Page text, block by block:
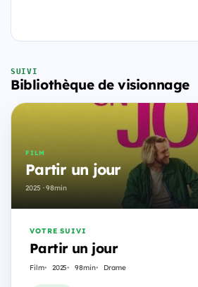
SUIVI
Bibliothèque de visionnage
FILM
Partir un jour
2025 · 98min
VOTRE SUIVI
Partir un jour
Film 2025 98min Drame